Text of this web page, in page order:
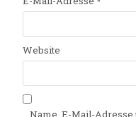
Website
Name, E-Mail-